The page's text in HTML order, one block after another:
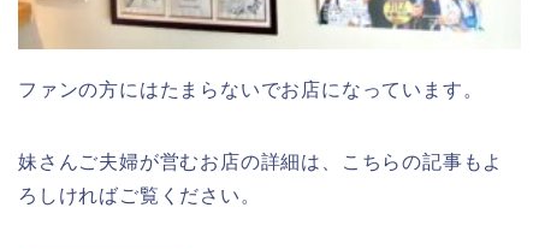
ファンの方にはたまらないでお店になっています。
妹さんご夫婦が営むお店の詳細は、こちらの記事もよ
ろしければご覧ください。